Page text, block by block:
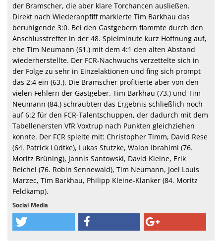
der Bramscher, die aber klare Torchancen ausließen.
Direkt nach Wiederanpfiff markierte Tim Barkhau das
beruhigende 3:0. Bei den Gastgebern flammte durch den
Anschlusstreffer in der 48. Spielminute kurz Hoffnung auf,
ehe Tim Neumann (61.) mit dem 4:1 den alten Abstand
wiederherstellte. Der FCR-Nachwuchs verzettelte sich in
der Folge zu sehr in Einzelaktionen und fing sich prompt
das 2:4 ein (63.). Die Bramscher profitierte aber von den
vielen Fehlern der Gastgeber. Tim Barkhau (73.) und Tim
Neumann (84.) schraubten das Ergebnis schließlich noch
auf 6:2 für den FCR-Talentschuppen, der dadurch mit dem
Tabellenersten VfR Voxtrup nach Punkten gleichziehen
konnte. Der FCR spielte mit: Christopher Timm, David Rese
(64. Patrick Lüdtke), Lukas Stutzke, Walon Ibrahimi (76.
Moritz Brüning), Jannis Santowski, David Kleine, Erik
Reichel (76. Robin Sennewald), Tim Neumann, Joel Louis
Marzec, Tim Barkhau, Philipp Kleine-Klanker (84. Moritz
Feldkamp).
Social Media